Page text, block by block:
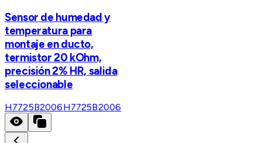
Sensor de humedad y
temperatura para
montaje en ducto,
termistor 20 kOhm,
precisión 2% HR, salida
seleccionable
H7725B2006H7725B2006